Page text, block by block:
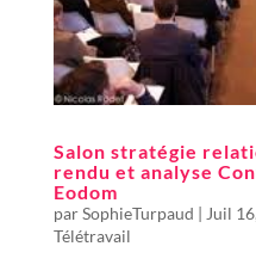
Salon stratégie
rendu et analyse
Eodom
parSophieTurpaud | Juil
Télétravail